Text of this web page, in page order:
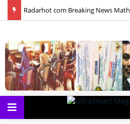
Radarhot com Breaking News